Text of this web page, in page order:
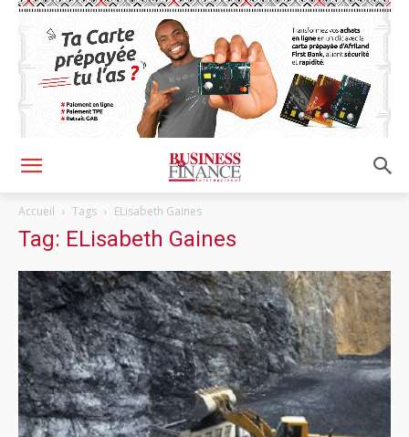
Accueil Tags ELisabeth Gaines
Tag: ELisabeth Gaines